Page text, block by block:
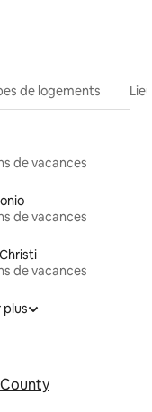
de logements
de vacances
de vacances
de vacances